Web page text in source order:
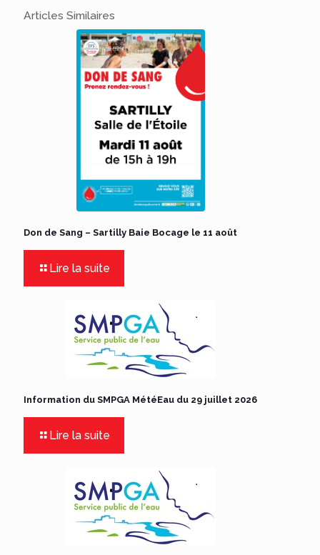
Articles Similaires
Don de Sang – Sartilly Baie Bocage le 11 août
Lire la suite
Information du SMPGA MétéEau du 29 juillet 2026
Lire la suite